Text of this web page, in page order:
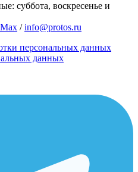
суббота, воскресенье и
Max /info@protos.ru
персональных данных
данных